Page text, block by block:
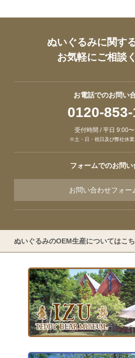
ぬいぐるみに関す
お気軽にご相談
お電話でのお問い
0120-
受付時間 / 平日 9:00
※土・日・祝日及び弊社休業
フォームでのお問い
お問い合わせフォー
ぬいぐるみのOEM生産についてはこ